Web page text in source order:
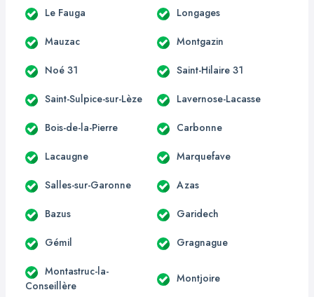
Le Fauga Longages
Mauzac Montgazin
Noé 31 Saint-Hilaire 31
Saint-Sulpice-sur-Lèze Lavernose-Lacasse
Bois-de-la-Pierre Carbonne
Lacaugne Marquefave
Salles-sur-Garonne Azas
Bazus Garidech
Gémil Gragnague
Montastruc-la-
Conseillère
Montjoire